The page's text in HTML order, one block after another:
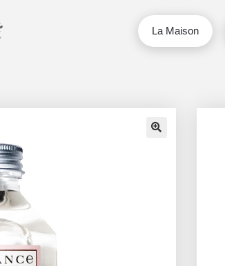
La Maison